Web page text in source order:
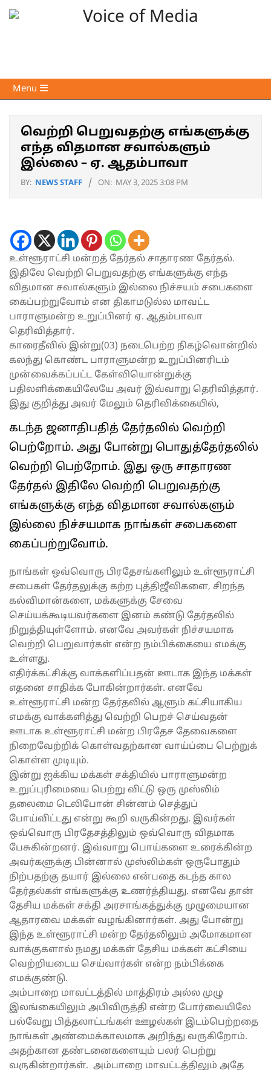
Skip
Voice
of
Primary
Navigation
Menu
வெற்றி பெறுவதற்கு எங்களுக்கு
எந்த விதமான சவால்களும்
இல்லை – ஏ. ஆதம்பாவா
BY: NEWS STAFF ON: MAY 3, 2025 3:08 PM
உள்ளூராட்சி மன்றத் தேர்தல் சாதாரண தேர்தல்.
இதிலே வெற்றி பெறுவதற்கு எங்களுக்கு எந்த
விதமான சவால்களும் இல்லை நிச்சயம் சபைகளை
கைப்பற்றுவோம் என திகாமடுல்ல மாவட்ட
பாராளுமன்ற உறுப்பினர் ஏ. ஆதம்பாவா
தெரிவித்தார்.
காரைதீவில் இன்று(03) நடைபெற்ற நிகழ்வொன்றில்
கலந்து கொண்ட பாராளுமன்ற உறுப்பினரிடம்
முன்வைக்கப்பட்ட கேள்வியொன்றுக்கு
பதிலளிக்கையிலேயே அவர் இவ்வாறு தெரிவித்தார்.
இது குறித்து அவர் மேலும் தெரிவிக்கையில்,
கடந்த ஜனாதிபதித் தேர்தலில் வெற்றி
பெற்றோம். அது போன்று பொதுத்தேர்தலில்
வெற்றி பெற்றோம். இது ஒரு சாதாரண
தேர்தல் இதிலே வெற்றி பெறுவதற்கு
எங்களுக்கு எந்த விதமான சவால்களும்
இல்லை நிச்சயமாக நாங்கள் சபைகளை
கைப்பற்றுவோம்.
நாங்கள் ஒவ்வொரு பிரதேசங்களிலும் உள்ளூராட்சி
சபைகள் தேர்தலுக்கு கற்ற புத்திஜீவிகளை, சிறந்த
கல்விமான்களை, மக்களுக்கு சேவை
செய்யக்கூடியவர்களை இனம் கண்டு தேர்தலில்
நிறுத்தியுள்ளோம். எனவே அவர்கள் நிச்சயமாக
வெற்றி பெறுவார்கள் என்ற நம்பிக்கையை எமக்கு
உள்ளது.
எதிர்க்கட்சிக்கு வாக்களிப்பதன் ஊடாக இந்த மக்கள்
எதனை சாதிக்க போகின்றார்கள். எனவே
உள்ளூராட்சி மன்ற தேர்தலில் ஆளும் கட்சியாகிய
எமக்கு வாக்களித்து வெற்றி பெறச் செய்வதன்
ஊடாக உள்ளூராட்சி மன்ற பிரதேச தேவைகளை
நிறைவேற்றிக் கொள்வதற்கான வாய்ப்பை பெற்றுக்
கொள்ள முடியும்.
இன்று ஐக்கிய மக்கள் சக்தியில் பாராளுமன்ற
உறுப்புரிமையை பெற்று விட்டு ஒரு முஸ்லிம்
தலைமை டெலிபோன் சின்னம் செத்துப்
போய்விட்டது என்று கூறி வருகின்றது. இவர்கள்
ஒவ்வொரு பிரதேசத்திலும் ஒவ்வொரு விதமாக
பேசுகின்றனர். இவ்வாறு பொய்களை உரைக்கின்ற
அவர்களுக்கு பின்னால் முஸ்லிம்கள் ஒருபோதும்
நிற்பதற்கு தயார் இல்லை என்பதை கடந்த கால
தேர்தல்கள் எங்களுக்கு உணர்த்தியது. எனவே தான்
தேசிய மக்கள் சக்தி அரசாங்கத்துக்கு முழுமையான
ஆதாரவை மக்கள் வழங்கினார்கள். அது போன்று
இந்த உள்ளூராட்சி மன்ற தேர்தலிலும் அமோகமான
வாக்குகளால் நமது மக்கள் தேசிய மக்கள் கட்சியை
வெற்றியடைய செய்வார்கள் என்ற நம்பிக்கை
எமக்குண்டு.
அம்பாறை மாவட்டத்தில் மாத்திரம் அல்ல முழு
இலங்கையிலும் அபிவிருத்தி என்ற போர்வையிலே
பல்வேறு பித்தலாட்டங்கள் ஊழல்கள் இடம்பெற்றதை
நாங்கள் அண்மைக்காலமாக அறிந்து வருகிறோம்.
அதற்கான தண்டனைகளையும் பலர் பெற்று
வருகின்றார்கள். அம்பாறை மாவட்டத்திலும் அதே